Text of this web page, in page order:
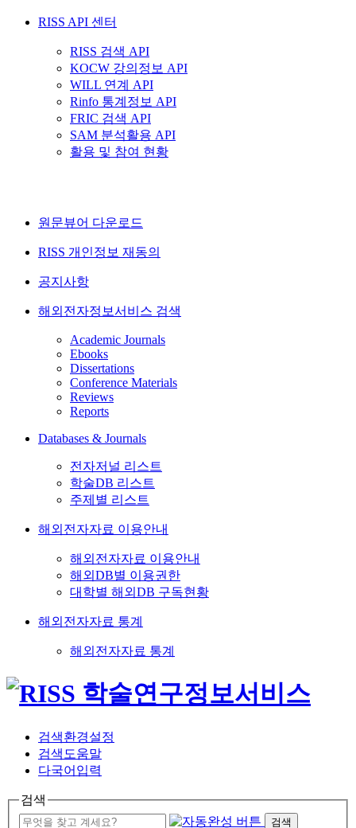
RISS API 센터
RISS 검색 API
KOCW 강의정보 API
WILL 연계 API
Rinfo 통계정보 API
FRIC 검색 API
SAM 분석활용 API
활용 및 참여 현황
원문뷰어 다운로드
RISS 개인정보 재동의
공지사항
해외전자정보서비스 검색
Academic Journals
Ebooks
Dissertations
Conference Materials
Reviews
Reports
Databases & Journals
전자저널 리스트
학술DB 리스트
주제별 리스트
해외전자자료 이용안내
해외전자자료 이용안내
해외DB별 이용권한
대학별 해외DB 구독현황
해외전자자료 통계
해외전자자료 통계
검색환경설정
검색도움말
다국어입력
검색
검색